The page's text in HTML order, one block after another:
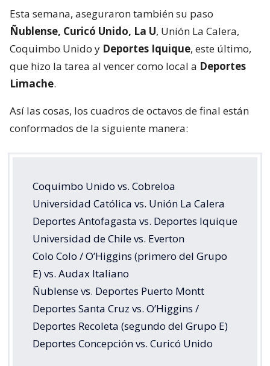
Esta semana, aseguraron también su paso
Ñublense, Curicó Unido, La U, Unión La Calera,
Coquimbo Unido y Deportes Iquique, este último,
que hizo la tarea al vencer como local a Deportes
Limache.
Así las cosas, los cuadros de octavos de final están
conformados de la siguiente manera:
Coquimbo Unido vs. Cobreloa
Universidad Católica vs. Unión La Calera
Deportes Antofagasta vs. Deportes Iquique
Universidad de Chile vs. Everton
Colo Colo / O’Higgins (primero del Grupo
E) vs. Audax Italiano
Ñublense vs. Deportes Puerto Montt
Deportes Santa Cruz vs. O’Higgins /
Deportes Recoleta (segundo del Grupo E)
Deportes Concepción vs. Curicó Unido